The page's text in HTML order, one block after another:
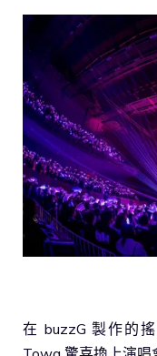
在 buzzG 製作的